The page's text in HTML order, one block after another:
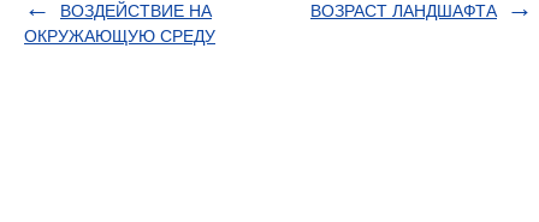
ВОЗДЕЙСТВИЕ НА
ОКРУЖАЮЩУЮ СРЕДУ
ВОЗРАСТ ЛАНДШАФТА